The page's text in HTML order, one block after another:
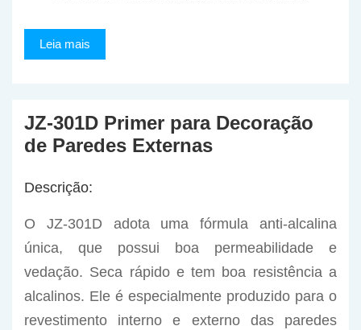
Leia mais
JZ-301D Primer para Decoração
de Paredes Externas
Descrição:
O JZ-301D adota uma fórmula anti-alcalina
única, que possui boa permeabilidade e
vedação. Seca rápido e tem boa resistência a
alcalinos. Ele é especialmente produzido para o
revestimento interno e externo das paredes